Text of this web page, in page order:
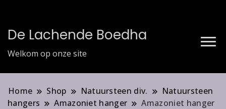
De Lachende Boedha
Welkom op onze site
Home Shop Natuursteen div.
Natuursteen
hangers
Amazoniet hanger Amazoniet hanger